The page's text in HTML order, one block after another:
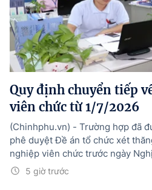
Quy định chuyển tiếp
viên chức từ 1/7/2026
5 giờ trước
(Chinhphu.vn) - Trường hợp đã
phê duyệt Đề án tổ chức xét
nghiệp viên chức trước ngày